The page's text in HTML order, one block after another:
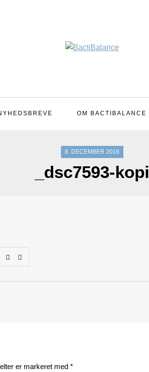
OM BACTIBALANCE
8. DECEMBER 2016
_dsc7593-kopi
er markeret med *